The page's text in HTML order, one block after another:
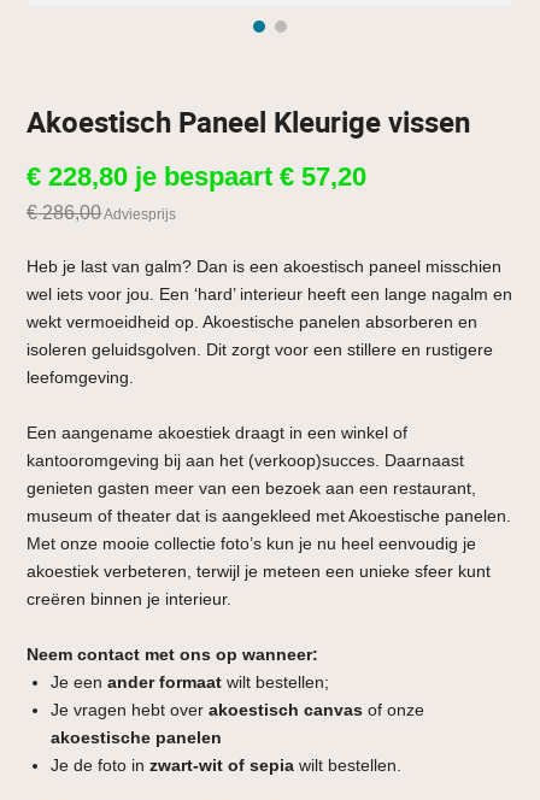
Akoestisch Paneel Kleurige vissen
€ 228,80 je bespaart€ 57,20
€286,00Adviesprijs
Heb je last van galm? Dan is een akoestisch paneel misschien
wel iets voor jou. Een ‘hard’ interieur heeft een lange nagalm en
wekt vermoeidheid op. Akoestische panelen absorberen en
isoleren geluidsgolven. Dit zorgt voor een stillere en rustigere
leefomgeving.
Een aangename akoestiek draagt in een winkel of
kantooromgeving bij aan het (verkoop)succes. Daarnaast
genieten gasten meer van een bezoek aan een restaurant,
museum of theater dat is aangekleed met Akoestische panelen.
Met onze mooie collectie foto’s kun je nu heel eenvoudig je
akoestiek verbeteren, terwijl je meteen een unieke sfeer kunt
creëren binnen je interieur.
Neem contact met ons op wanneer:
Je eenander formaat wilt bestellen;
Je vragen hebt overakoestisch canvas of onze
akoestische panelen
Je de foto inzwart-wit of sepiawilt bestellen.